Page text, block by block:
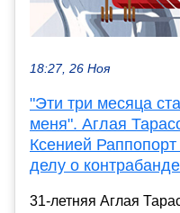
18:27, 26 Ноя
"Эти три месяца
меня". Аглая
Ксенией
делу о
31-летняя Аглая